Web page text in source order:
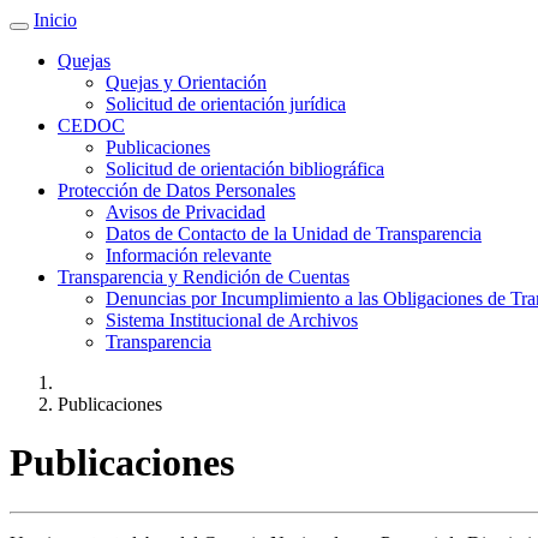
Inicio
Quejas
Quejas y Orientación
Solicitud de orientación jurídica
CEDOC
Publicaciones
Solicitud de orientación bibliográfica
Protección de Datos Personales
Avisos de Privacidad
Datos de Contacto de la Unidad de Transparencia
Información relevante
Transparencia y Rendición de Cuentas
Denuncias por Incumplimiento a las Obligaciones de
Sistema Institucional de Archivos
Transparencia
Publicaciones
Publicaciones